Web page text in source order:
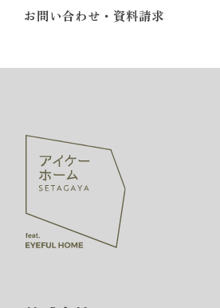
お問い合わせ・資料請求